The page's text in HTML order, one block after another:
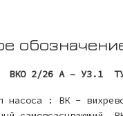
ВКО 2/26 А – У3.1
: ВК -